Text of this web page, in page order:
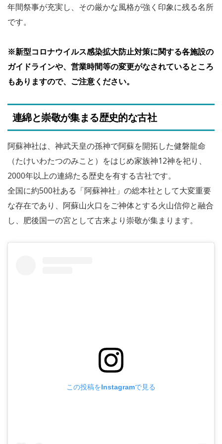
年間祭事が充実し、その厳かな風格が強く印象に残る名所
です。
※新型コロナウイルス感染拡大防止対策に関する各施設の
ガイドラインや、営業時間等の変更がなされているところ
もありますので、ご注意ください。
連綿と崇敬が集まる歴史的な古社
阿蘇神社は、神武天皇の孫神で阿蘇を開拓した健磐龍命
（たけいわたつのみこと）をはじめ家族神12神を祀り、
2000年以上の連綿たる歴史を有する古社です。
全国に約500社ある「阿蘇神社」の総本社として大変重要
な存在であり、阿蘇山火口をご神体とする火山信仰と融合
し、肥後国一の宮として古来より崇敬が集まります。
この投稿をInstagramで見る